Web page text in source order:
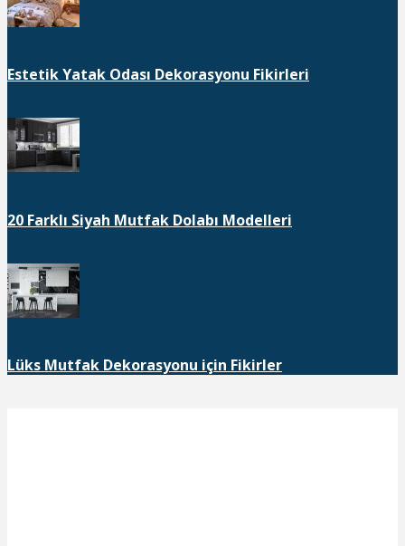
Estetik Yatak Odası Dekorasyonu Fikirleri
20 Farklı Siyah Mutfak Dolabı Modelleri
Lüks Mutfak Dekorasyonu için Fikirler